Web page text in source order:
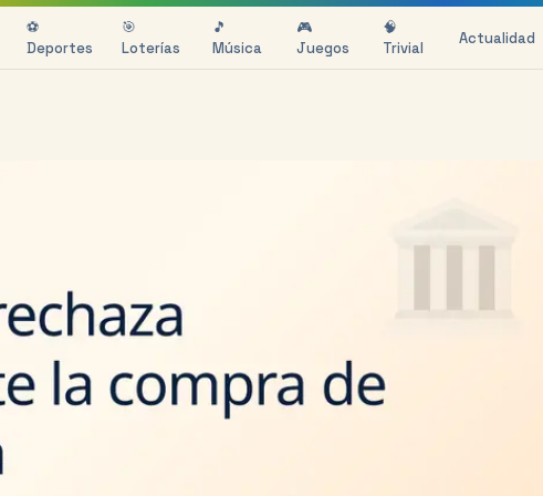
⚽
Deportes
🎯
Loterías
🎵
Música
🎮
Juegos
🧠
Trivial
Actualidad